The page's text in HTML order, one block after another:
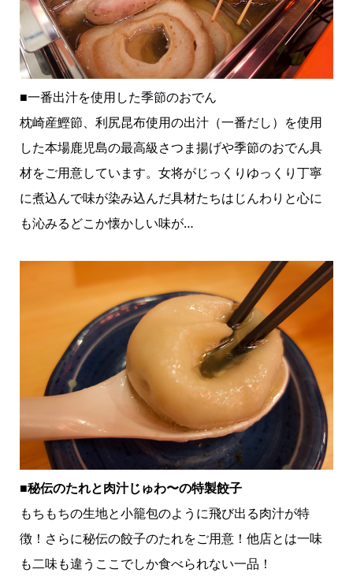
■一番出汁を使用した季節のおでん
枕崎産鰹節、利尻昆布使用の出汁（一番だし）を使用
した本場鹿児島の最高級さつま揚げや季節のおでん具
材をご用意しています。女将がじっくりゆっくり丁寧
に煮込んで味が染み込んだ具材たちはじんわりと心に
も沁みるどこか懐かしい味が…
■秘伝のたれと肉汁じゅわ〜の特製餃子
もちもちの生地と小籠包のように飛び出る肉汁が特
徴！さらに秘伝の餃子のたれをご用意！他店とは一味
も二味も違うここでしか食べられない一品！